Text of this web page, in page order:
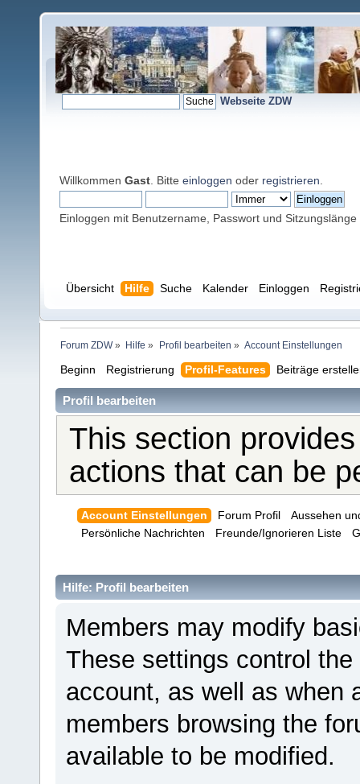
Webseite ZDW
Willkommen Gast . Bitte einloggen oder registrieren
Einloggen mit Benutzername, Passwort und Sitzungslänge
Übersicht Hilfe Suche Kalender Einloggen
Forum ZDW» Hilfe » Profil bearbeiten » Account Einstellungen
Beginn Registrierung Profil-Features Beiträge
Profil bearbeiten
This section
actions that can be
Account Einstellungen Forum Profil
Aussehen
Persönliche Nachrichten
Freunde/Ignorieren Liste
Hilfe: Profil bearbeiten
Members may modify
These settings control
account, as well as when
members browsing the
available to be modified.